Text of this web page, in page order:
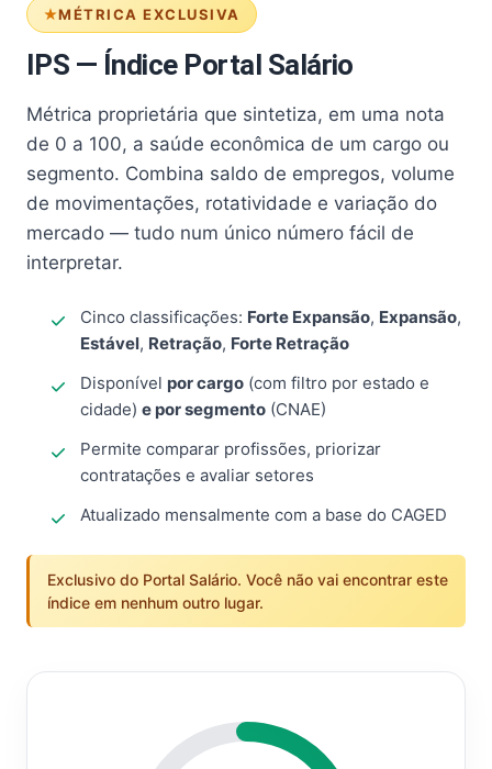
MÉTRICA EXCLUSIVA
IPS — Índice Portal Salário
Métrica proprietária que sintetiza, em uma nota
de 0 a 100, a saúde econômica de um cargo ou
segmento. Combina saldo de empregos, volume
de movimentações, rotatividade e variação do
mercado — tudo num único número fácil de
interpretar.
Cinco classificações: Forte Expansão, Expansão,
Estável, Retração, Forte Retração
Disponível por cargo (com filtro por estado e
cidade) e por segmento (CNAE)
Permite comparar profissões, priorizar
contratações e avaliar setores
Atualizado mensalmente com a base do CAGED
Exclusivo do Portal Salário. Você não vai encontrar este
índice em nenhum outro lugar.